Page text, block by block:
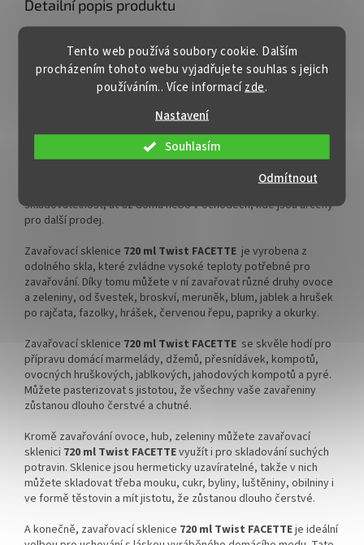
Tento web používá soubory cookie. Dalším
procházením tohoto webu vyjadřujete souhlas s jejich
používáním.. Více informacízde.
Nastavení
Odmítnout
Souhlasím
✅ Twist Off šroubový uzávěr
uzavřete rukou
✅ Různá víčka TO 82 ke sklenici
✅ Jako dělaná pro kilo medu,
objednejteZDE
✅ Twist Off šroubový uzávěr
uzavřete rukou
✅ Různá víčka TO 82 ke sklenici
objednejte
✅ Jako dělaná různé druhy
Detailní popis produktu
Tradiční zavařovací sklenice720 ml Twist FACETTEje velmi
oblíbenou pro konzervaci ovoce, zeleniny, hub. Hojně se využívá
pro uchování suchých potravin. Včelaři do sklenice plní voňavý
domácí květový, lesní, luční i smíšený med.
Široce využitelná zavařovací čirá sklenice FACETTE o plnícím
objemu 650 ml (1 kg medu) určená pro víčko Twist Off 82.
Sklenici je možno opatřit etiketou až do výšky 60 mm. Sklenice
skladovatelnost, ať už doma nebo v ochodech, kde jsou určeny
pro další prodej.
Zavařovací sklenice 720 ml Twist FACETTE je vyrobena z
odolného skla, které zvládne vysoké teploty potřebné pro
zavařování. Díky tomu můžete v ní zavařovat různé druhy ovoce
a zeleniny, od švestek, broskví, meruněk, blum, jablek a hrušek
po rajčata, fazolky, hrášek, červenou řepu, papriky a okurky.
Zavařovací sklenice 720 ml Twist FACETTE se skvěle hodí pro
přípravu domácí marmelády, džemů, přesnídávek, kompotů,
ovocných hruškových, jablkových, jahodových kompotů a pyré.
Můžete pasterizovat s jistotou, že všechny vaše zavařeniny
zůstanou dlouho čerstvé a chutné.
Kromě zavařování ovoce, hub, zeleniny můžete zavařovací
sklenici 720 ml Twist FACETTEvyužít i pro skladování suchých
potravin. Sklenice jsou hermeticky uzavíratelné, takže v nich
můžete skladovat třeba mouku, cukr, byliny, luštěniny, obilniny i
ve formě těstovin a mít jistotu, že zůstanou dlouho čerstvé.
A konečně, zavařovací sklenice 720 ml Twist FACETTEje ideální